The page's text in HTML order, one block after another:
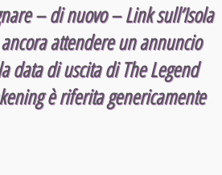
– di nuovo – Link sull’Isola
attendere un annuncio
data di uscita di The Legend
è riferita genericamente